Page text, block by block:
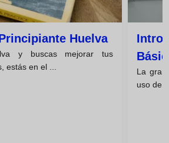
Huelva
y buscas mejorar tus
estás en el ...
La
uso de